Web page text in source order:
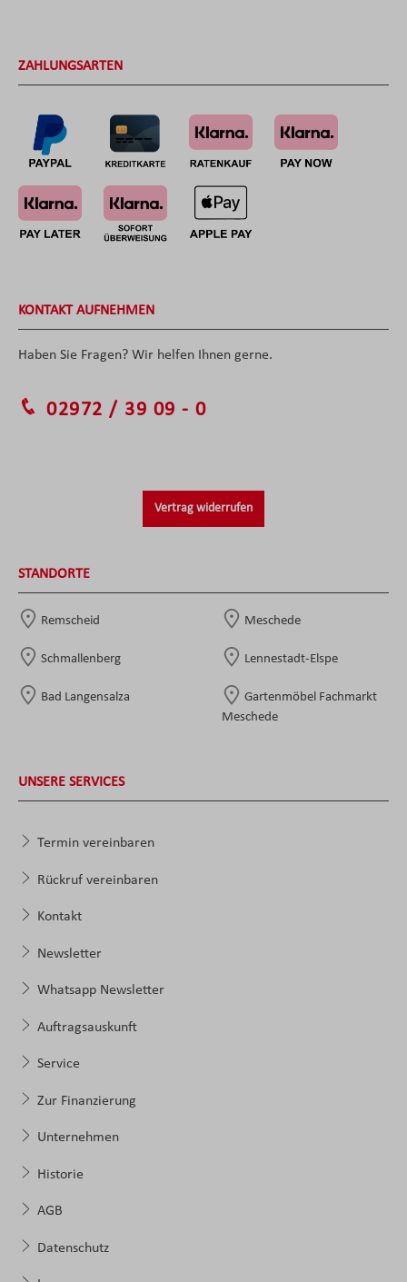
ZAHLUNGSARTEN
KONTAKT AUFNEHMEN
Haben Sie Fragen? Wir helfen Ihnen gerne.
02972 / 39 09 - 0
Vertrag widerrufen
STANDORTE
Remscheid Meschede
Schmallenberg Lennestadt-Elspe
Bad Langensalza
Gartenmöbel Fachmarkt
Meschede
UNSERE SERVICES
Termin vereinbaren
Rückruf vereinbaren
Kontakt
Newsletter
Whatsapp Newsletter
Auftragsauskunft
Service
Zur Finanzierung
Unternehmen
Historie
AGB
Datenschutz